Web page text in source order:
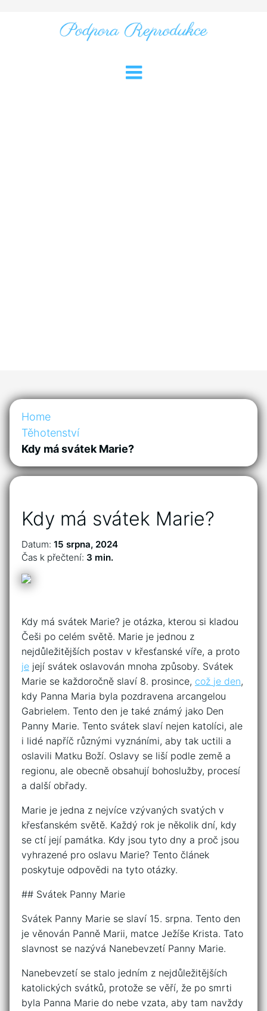
Home
Těhotenství
Kdy má svátek Marie?
Kdy má svátek Marie?
Datum: 15 srpna, 2024
Čas k přečtení: 3 min.
Kdy má svátek Marie? je otázka, kterou si kladou
Češi po celém světě. Marie je jednou z
nejdůležitějších postav v křesťanské víře, a proto
je její svátek oslavován mnoha způsoby. Svátek
Marie se každoročně slaví 8. prosince, což je den,
kdy Panna Maria byla pozdravena arcangelou
Gabrielem. Tento den je také známý jako Den
Panny Marie. Tento svátek slaví nejen katolíci, ale
i lidé napříč různými vyznáními, aby tak uctili a
oslavili Matku Boží. Oslavy se liší podle země a
regionu, ale obecně obsahují bohoslužby, procesí
a další obřady.
Marie je jedna z nejvíce vzývaných svatých v
křesťanském světě. Každý rok je několik dní, kdy
se ctí její památka. Kdy jsou tyto dny a proč jsou
vyhrazené pro oslavu Marie? Tento článek
poskytuje odpovědi na tyto otázky.
## Svátek Panny Marie
Svátek Panny Marie se slaví 15. srpna. Tento den
je věnován Panně Marii, matce Ježíše Krista. Tato
slavnost se nazývá Nanebevzetí Panny Marie.
Nanebevzetí se stalo jedním z nejdůležitějších
katolických svátků, protože se věří, že po smrti
byla Panna Marie do nebe vzata, aby tam navždy